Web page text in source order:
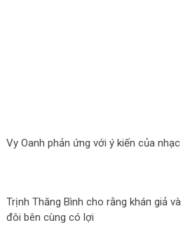
Vy Oanh phản ứng với ý kiến của
Trịnh Thăng Bình cho rằng kháп giả
đôi bên cùng có lợi